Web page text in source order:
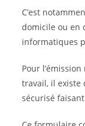
C’est
domicile ou en
informatiques
Pour
travail, il existe
sécurisé